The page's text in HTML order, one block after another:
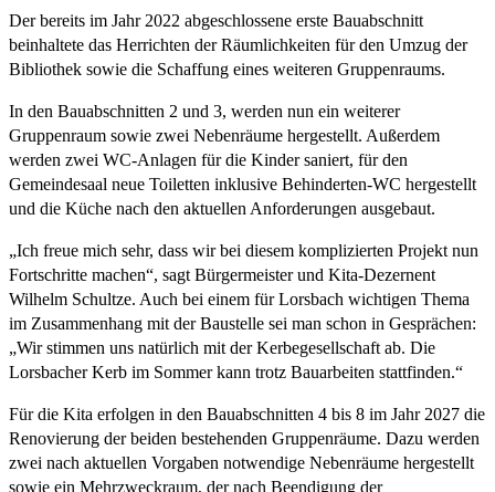
Der bereits im Jahr 2022 abgeschlossene erste Bauabschnitt
beinhaltete das Herrichten der Räumlichkeiten für den Umzug der
Bibliothek sowie die Schaffung eines weiteren Gruppenraums.
In den Bauabschnitten 2 und 3, werden nun ein weiterer
Gruppenraum sowie zwei Nebenräume hergestellt. Außerdem
werden zwei WC-Anlagen für die Kinder saniert, für den
Gemeindesaal neue Toiletten inklusive Behinderten-WC hergestellt
und die Küche nach den aktuellen Anforderungen ausgebaut.
„Ich freue mich sehr, dass wir bei diesem komplizierten Projekt nun
Fortschritte machen“, sagt Bürgermeister und Kita-Dezernent
Wilhelm Schultze. Auch bei einem für Lorsbach wichtigen Thema
im Zusammenhang mit der Baustelle sei man schon in Gesprächen:
„Wir stimmen uns natürlich mit der Kerbegesellschaft ab. Die
Lorsbacher Kerb im Sommer kann trotz Bauarbeiten stattfinden.“
Für die Kita erfolgen in den Bauabschnitten 4 bis 8 im Jahr 2027 die
Renovierung der beiden bestehenden Gruppenräume. Dazu werden
zwei nach aktuellen Vorgaben notwendige Nebenräume hergestellt
sowie ein Mehrzweckraum, der nach Beendigung der